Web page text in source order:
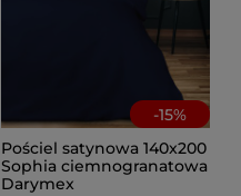
-15%
Pościel satynowa 140x200
Sophia ciemnogranatowa
Darymex